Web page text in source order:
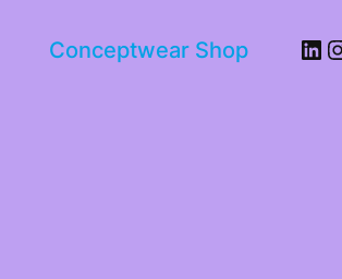
Conceptwear Shop